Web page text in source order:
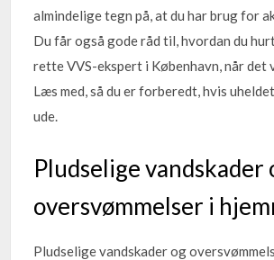
almindelige tegn på, at du har brug for
Du får også gode råd til, hvordan du
rette VVS-ekspert i København, når
Læs med, så du er forberedt, hvis
ude.
Pludselige vandskader
oversvømmelser i
Pludselige vandskader og